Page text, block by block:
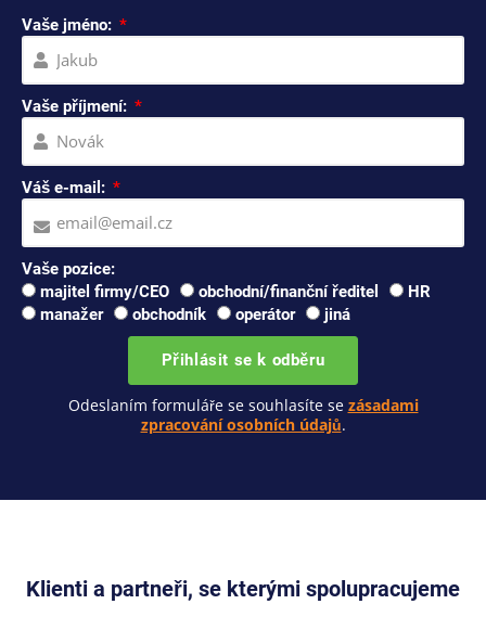
Vaše jméno:
Vaše příjmení:
Váš e-mail:
Vaše pozice:
majitel firmy/CEO
obchodní/finanční ředitel
HR
manažer
obchodník operátor jiná
Přihlásit se k odběru
Odeslaním formuláře se souhlasíte se zásadami
zpracování osobních údajů.
Klienti a partneři, se kterými spolupracujeme